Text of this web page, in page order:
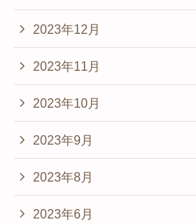
2023年12月
2023年11月
2023年10月
2023年9月
2023年8月
2023年6月